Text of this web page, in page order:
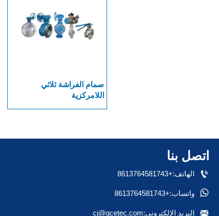
صمام الفراشة ثلاثي
اللامركزية
اتصل بنا
 الهاتف:+8613764581743
 واتساب:+8613764581743
 البريد الإلكتروني:cj@gcetec.com